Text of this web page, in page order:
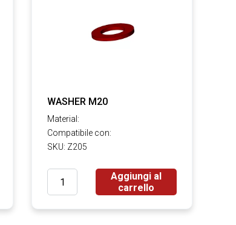
WASHER M20
Material:
Compatibile con:
SKU: Z205
Aggiungi al
carrello